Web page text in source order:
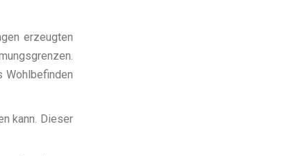
erzeugten
Wohlbefinden
kann. Dieser